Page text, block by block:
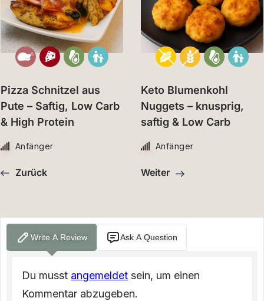
Pizza Schnitzel aus
Pute – Saftig, Low Carb
& High Protein
Anfänger
Zurück
Keto Blumenkohl
Nuggets – knusprig,
saftig & Low Carb
Anfänger
Weiter
Write A Review Ask A Question
Du musst angemeldet sein, um einen
Kommentar abzugeben.